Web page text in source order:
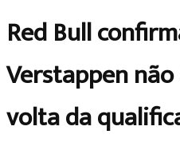
Red Bull
Verstappen
volta da